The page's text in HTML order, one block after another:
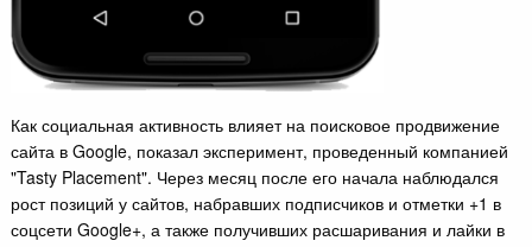
Как социальная активность влияет на поисковое продвижение
сайта в Google, показал эксперимент, проведенный компанией
"Tasty Placement". Через месяц после его начала наблюдался
рост позиций у сайтов, набравших подписчиков и отметки +1 в
соцсети Google+, а также получивших расшаривания и лайки в